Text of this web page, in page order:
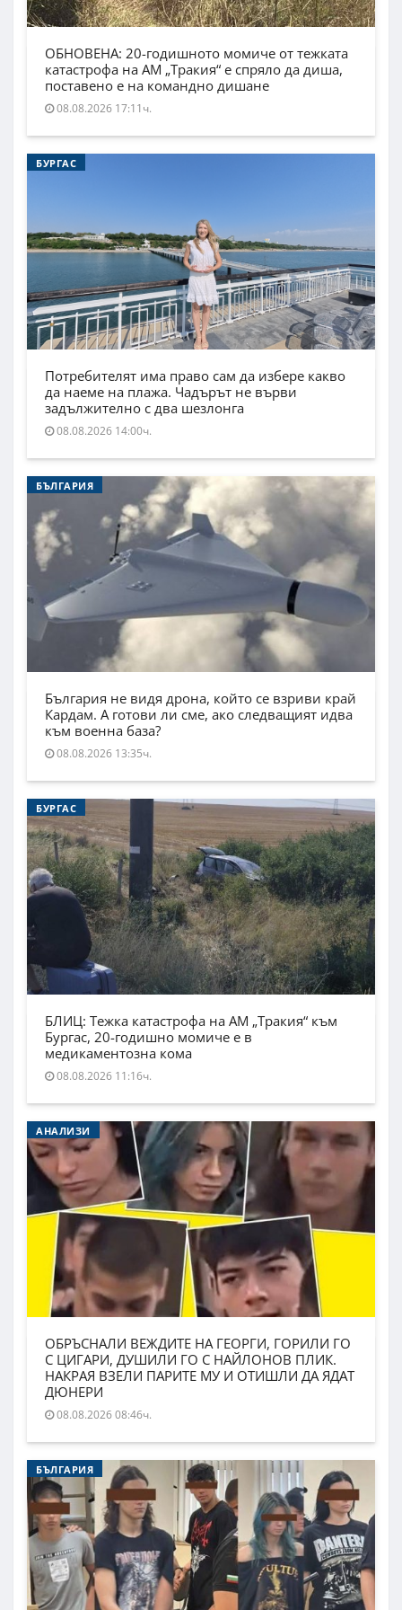
ОБНОВЕНА: 20-годишното момиче от тежката
катастрофа на АМ „Тракия“ е спряло да диша,
поставено е на командно дишане
08.08.2026 17:11ч.
БУРГАС
Потребителят има право сам да избере какво
да наеме на плажа. Чадърът не върви
задължително с два шезлонга
08.08.2026 14:00ч.
БЪЛГАРИЯ
България не видя дрона, който се взриви край
Кардам. А готови ли сме, ако следващият идва
към военна база?
08.08.2026 13:35ч.
БУРГАС
БЛИЦ: Тежка катастрофа на АМ „Тракия“ към
Бургас, 20-годишно момиче е в
медикаментозна кома
08.08.2026 11:16ч.
АНАЛИЗИ
ОБРЪСНАЛИ ВЕЖДИТЕ НА ГЕОРГИ, ГОРИЛИ ГО
С ЦИГАРИ, ДУШИЛИ ГО С НАЙЛОНОВ ПЛИК.
НАКРАЯ ВЗЕЛИ ПАРИТЕ МУ И ОТИШЛИ ДА ЯДАТ
ДЮНЕРИ
08.08.2026 08:46ч.
БЪЛГАРИЯ